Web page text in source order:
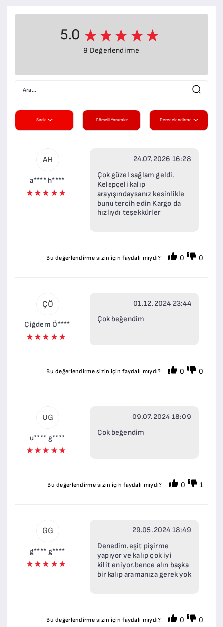
5.0
9 Değerlendirme
Sırala Görselli Yorumlar Derecelendirme
AH
a**** h****
24.07.2026 16:28
Çok güzel sağlam geldi.
Kelepçeli kalıp
arayışındaysanız kesinlikle
bunu tercih edin Kargo da
hızlıydı teşekkürler
Bu değerlendirme sizin için faydalı mıydı? 0 0
ÇÖ
Çiğdem Ö****
01.12.2024 23:44
Çok beğendim
Bu değerlendirme sizin için faydalı mıydı? 0 0
UG
u**** g****
09.07.2024 18:09
Çok beğendim
Bu değerlendirme sizin için faydalı mıydı? 0 1
GG
g**** g****
29.05.2024 18:49
Denedim.eşit pişirme
yapıyor ve kalıp çok iyi
kilitleniyor.bence alın başka
bir kalıp aramanıza gerek yok
Bu değerlendirme sizin için faydalı mıydı? 0 0